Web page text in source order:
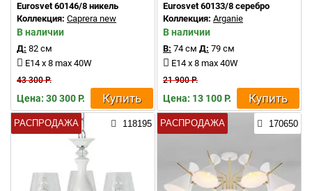
Eurosvet 60146/8 никель
Коллекция: Caprera new
В наличии
Д: 82 см
E14 x 8 max 40W
43 300 Р.
Цена: 30 300 Р. Купить
Eurosvet 60133/8 серебро
Коллекция: Arganie
В наличии
В: 74 см Д: 79 см
E14 x 8 max 40W
21 900 Р.
Цена: 13 100 Р. Купить
РАСПРОДАЖА 118195 РАСПРОДАЖА 170650